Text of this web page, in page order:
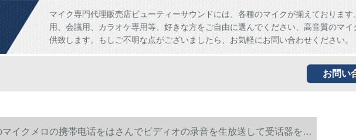
マイク専門代理販売店ビューティーサウンドには、各種のマイクが揃えております
用、会議用、カラオケ専用等、好きな方をご自由に選んでください、高音質のマイ
供致します。もしご不明な点がございましたら、お気軽にお問い合わせください。
お問い
イクメロの携帯电话をはさんでビディオの录音を生放送して受话器を持